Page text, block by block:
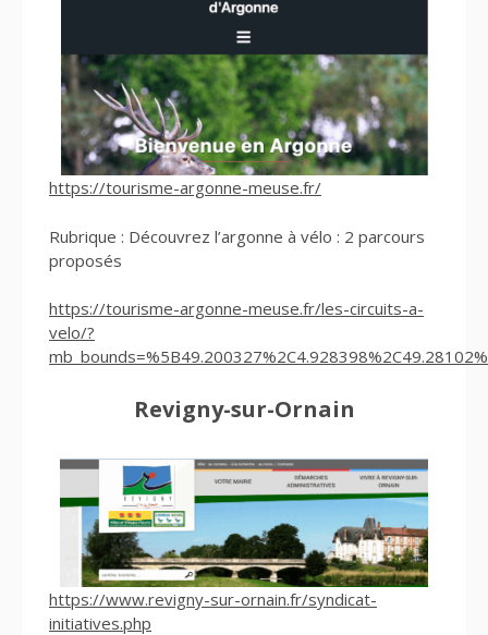
https://tourisme-argonne-meuse.fr/
Rubrique : Découvrez l’argonne à vélo : 2 parcours
proposés
https://tourisme-argonne-meuse.fr/les-circuits-a-
velo/?
Revigny-sur-Ornain
https://www.revigny-sur-ornain.fr/syndicat-
initiatives.php